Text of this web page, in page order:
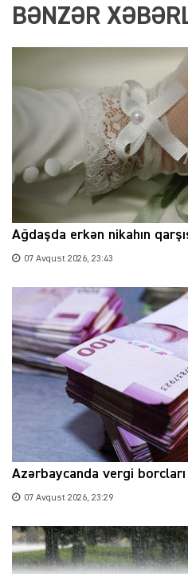
BƏNZƏR
Ağdaşda erkən nikahın
07 Avqust 2026, 23:43
Azərbaycanda vergi
07 Avqust 2026, 23:29